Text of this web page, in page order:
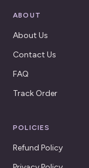
ABOUT
About Us
Contact Us
FAQ
Track Order
POLICIES
Refund Policy